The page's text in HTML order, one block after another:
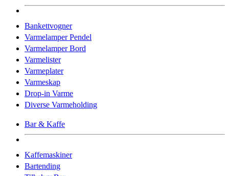
Bankettvogner
Varmelamper Pendel
Varmelamper Bord
Varmelister
Varmeplater
Varmeskap
Drop-in Varme
Diverse Varmeholding
Bar & Kaffe
Kaffemaskiner
Bartending